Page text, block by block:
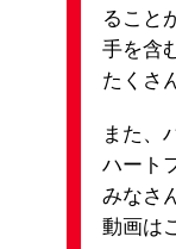
ること
手を含
たくさ
また、
ハート
みなさ
動画は